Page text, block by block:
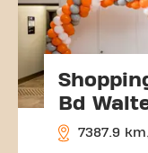
Bd
7387.9